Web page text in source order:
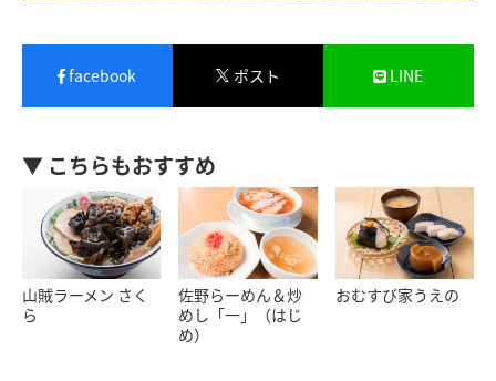
facebook ポスト LINE
▼ こちらもおすすめ
山賊ラーメン さく
ら
佐野らーめん＆炒
めし「一」（はじ
め）
おむすび家うえの